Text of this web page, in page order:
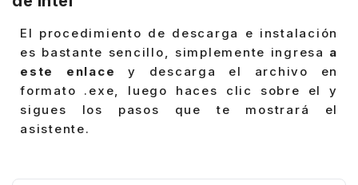
El procedimiento de descarga e instalación
es bastante sencillo, simplemente ingresa a
este enlace
y descarga el archivo en
formato .exe, luego haces clic sobre el y
sigues los pasos que te mostrará el
asistente.